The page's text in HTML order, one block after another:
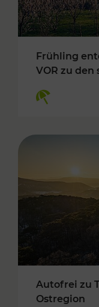
Frühling
VOR zu den
Autofrei zu
Ostregion